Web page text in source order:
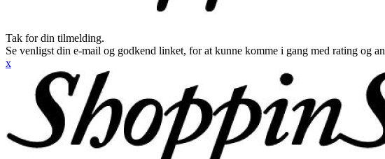
Tak for din tilmelding.
Se venligst din e-mail og godkend linket, for at kunne komme i gang med rating og
x